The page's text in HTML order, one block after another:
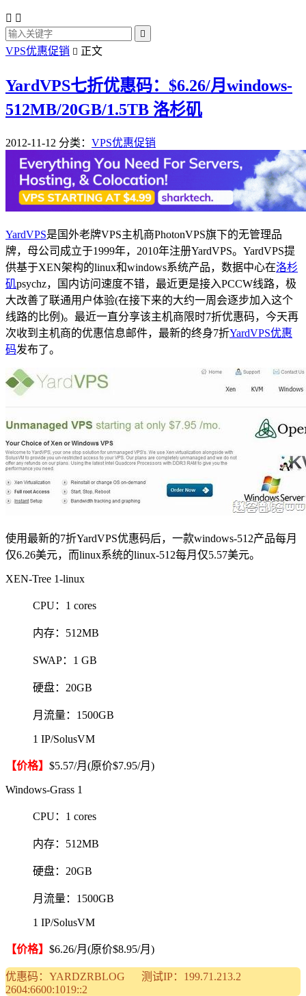
 

VPS优惠促销  正文
YardVPS七折优惠码：$6.26/月windows-
512MB/20GB/1.5TB 洛杉矶
2012-11-12 分类： VPS优惠促销
YardVPS是国外老牌VPS主机商PhotonVPS旗下的无管理品
牌，母公司成立于1999年，2010年注册YardVPS。YardVPS提
供基于XEN架构的linux和windows系统产品，数据中心在洛杉
矶psychz，国内访问速度不错，最近更是接入PCCW线路，极
大改善了联通用户体验(在接下来的大约一周会逐步加入这个
线路的比例)。最近一直分享该主机商限时7折优惠码，今天再
次收到主机商的优惠信息邮件，最新的终身7折YardVPS优惠
码发布了。
使用最新的7折YardVPS优惠码后，一款windows-512产品每月
仅6.26美元，而linux系统的linux-512每月仅5.57美元。
XEN-Tree 1-linux
CPU：1 cores
内存：512MB
SWAP：1 GB
硬盘：20GB
月流量：1500GB
1 IP/SolusVM
【价格】 $5.57/月(原价$7.95/月)
Windows-Grass 1
CPU：1 cores
内存：512MB
硬盘：20GB
月流量：1500GB
1 IP/SolusVM
【价格】 $6.26/月(原价$8.95/月)
优惠码：YARDZRBLOG 测试IP：199.71.213.2
2604:6600:1019::2